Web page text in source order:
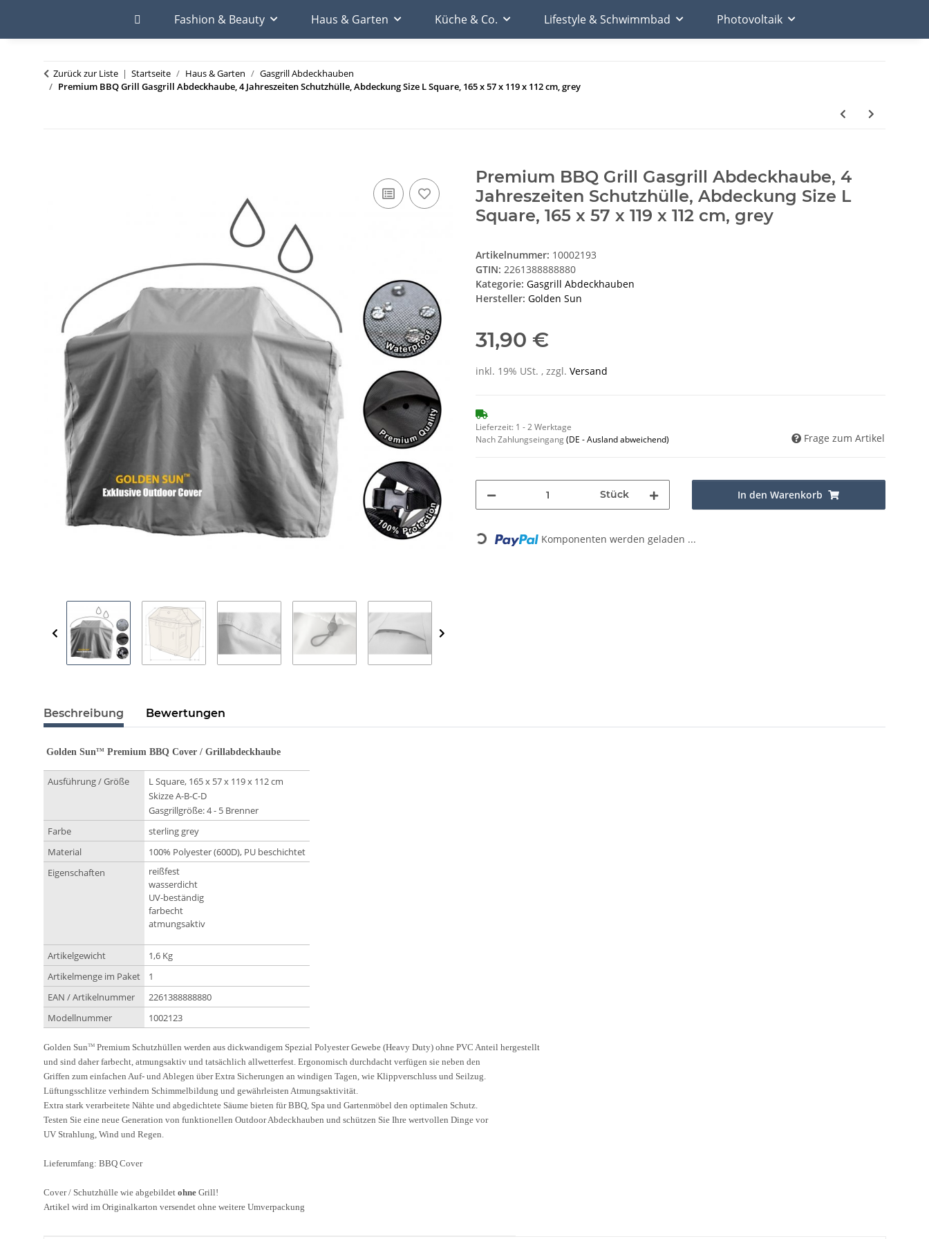
Fashion & Beauty Haus & Garten Küche & Co. Lifestyle & Schwimmbad Photovoltaik
Zurück zur Liste Startseite Haus & Garten
Gasgrill Abdeckhauben
Premium BBQ Grill Gasgrill Abdeckhaube, 4 Jahreszeiten Schutzhülle, Abdeckung Size L Square, 165 x 57 x 119 x 112 cm, grey
Premium BBQ Grill Gasgrill Abdeckhaube, 4
Jahreszeiten Schutzhülle, Abdeckung Size L
Square, 165 x 57 x 119 x 112 cm, grey
Artikelnummer: 10002193
GTIN: 2261388888880
Kategorie: Gasgrill Abdeckhauben
Hersteller: Golden Sun
31,90 €
inkl. 19% USt. , zzgl. Versand
Lieferzeit: 1 - 2 Werktage
Nach Zahlungseingang(DE - Ausland abweichend) Frage zum Artikel
Stück In den Warenkorb
Loading... Komponenten werden geladen ...
Beschreibung Bewertungen
Golden SunTM Premium BBQ Cover / Grillabdeckhaube
Ausführung / Größe
L Square, 165 x 57 x 119 x 112 cm
Skizze A-B-C-D
Gasgrillgröße: 4 - 5 Brenner
Farbe
sterling grey
Material
100% Polyester (600D), PU beschichtet
Eigenschaften
reißfest
wasserdicht
UV-beständig
farbecht
atmungsaktiv
Artikelgewicht
1,6 Kg
Artikelmenge im Paket
1
EAN / Artikelnummer
2261388888880
Modellnummer
1002123
Golden SunTM Premium Schutzhüllen werden aus dickwandigem Spezial Polyester Gewebe (Heavy Duty) ohne PVC Anteil hergestellt
und sind daher farbecht, atmungsaktiv und tatsächlich allwetterfest. Ergonomisch durchdacht verfügen sie neben den
Griffen zum einfachen Auf- und Ablegen über Extra Sicherungen an windigen Tagen, wie Klippverschluss und Seilzug.
Lüftungsschlitze verhindern Schimmelbildung und gewährleisten Atmungsaktivität.
Extra stark verarbeitete Nähte und abgedichtete Säume bieten für BBQ, Spa und Gartenmöbel den optimalen Schutz.
Testen Sie eine neue Generation von funktionellen Outdoor Abdeckhauben und schützen Sie Ihre wertvollen Dinge vor
UV Strahlung, Wind und Regen.
Lieferumfang: BBQ Cover
Cover / Schutzhülle wie abgebildet ohne Grill!
Artikel wird im Originalkarton versendet ohne weitere Umverpackung